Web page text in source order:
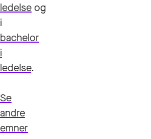
ledelse og
i
bachelor
i
ledelse.
Se
andre
emner